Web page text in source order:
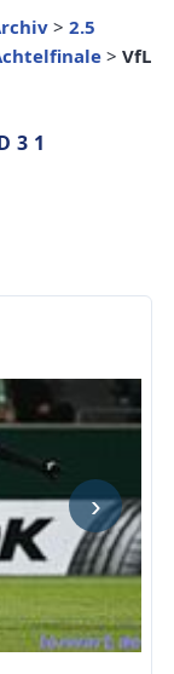
> 2.5
> VfL
3 1
›